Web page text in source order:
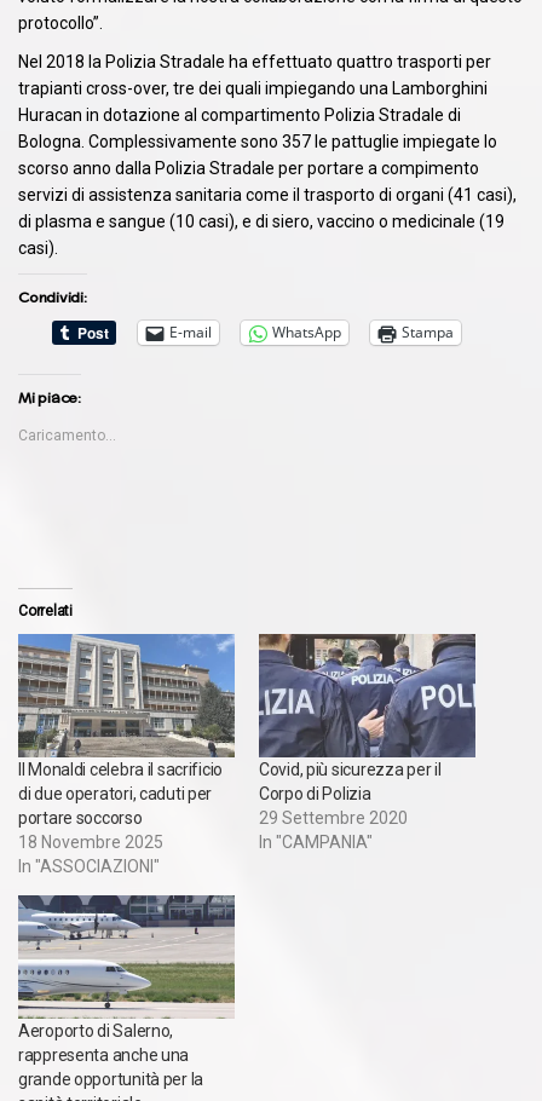
protocollo”.
Nel 2018 la Polizia Stradale ha effettuato quattro trasporti per
trapianti cross-over, tre dei quali impiegando una Lamborghini
Huracan in dotazione al compartimento Polizia Stradale di
Bologna. Complessivamente sono 357 le pattuglie impiegate lo
scorso anno dalla Polizia Stradale per portare a compimento
servizi di assistenza sanitaria come il trasporto di organi (41 casi),
di plasma e sangue (10 casi), e di siero, vaccino o medicinale (19
casi).
Condividi:
E-mail
WhatsApp Stampa
Mi piace:
Caricamento...
Correlati
Il Monaldi celebra il sacrificio
di due operatori, caduti per
portare soccorso
18 Novembre 2025
In "ASSOCIAZIONI"
Covid, più sicurezza per il
Corpo di Polizia
29 Settembre 2020
In "CAMPANIA"
Aeroporto di Salerno,
rappresenta anche una
grande opportunità per la